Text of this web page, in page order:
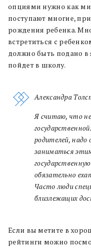
опциями нужно как
поступают многие,
рождения ребенка.
встретиться с
должно быть подано в
пойдет в школу.
Александра
Я считаю, что
родителей, надо
заниматься
обязательно
Часто люди
близлежащих
Если вы метите в
рейтинги можно